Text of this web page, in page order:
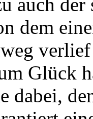
dem
Glück
dabei,